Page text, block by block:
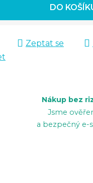
DO
Zeptat se
Nákup bez
Jsme
a bezpečný e-